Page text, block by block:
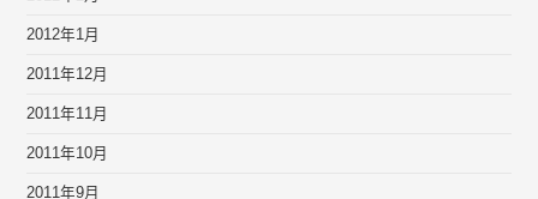
2012年1月
2011年12月
2011年11月
2011年10月
2011年9月